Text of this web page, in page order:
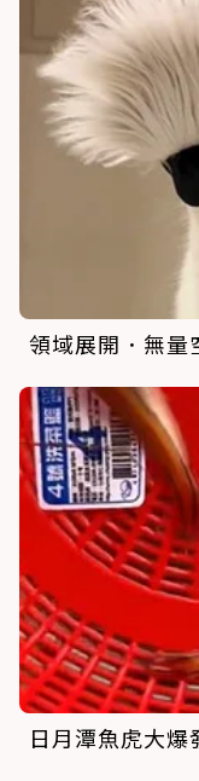
領域展開．無量
日月潭魚虎大爆